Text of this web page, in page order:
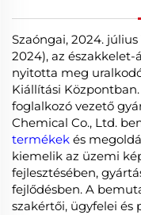
Szaóngai, 2024.
2024), az északkelet-
nyitotta meg
Kiállítási
foglalkozó vezető
Chemical Co., Ltd.
termékek és
kiemelik az üzemi
fejlesztésében,
fejlődésben. A
szakértői, ügyfelei és